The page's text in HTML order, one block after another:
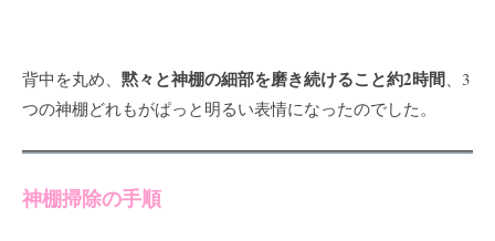
背中を丸め、 黙々と神棚の細部を磨き続けること約2時間、3
つの神棚どれもがぱっと明るい表情になったのでした。
神棚掃除の手順